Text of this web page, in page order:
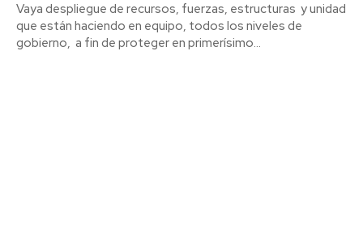
Vaya despliegue de recursos, fuerzas, estructuras y unidad
que están haciendo en equipo, todos los niveles de
gobierno, a fin de proteger en primerísimo...